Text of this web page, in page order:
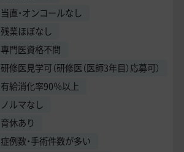
当直・オンコールなし
残業ほぼなし
専門医資格不問
研修医見学可（研修医（医師3年目）応募可）
有給消化率90％以上
ノルマなし
育休あり
症例数・手術件数が多い